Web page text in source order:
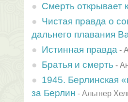
Смерть открывает
Чистая правда о
дальнего плавания
Истинная правда -
Братья и смерть -
1945. Берлинская
за Берлин - Альтнер